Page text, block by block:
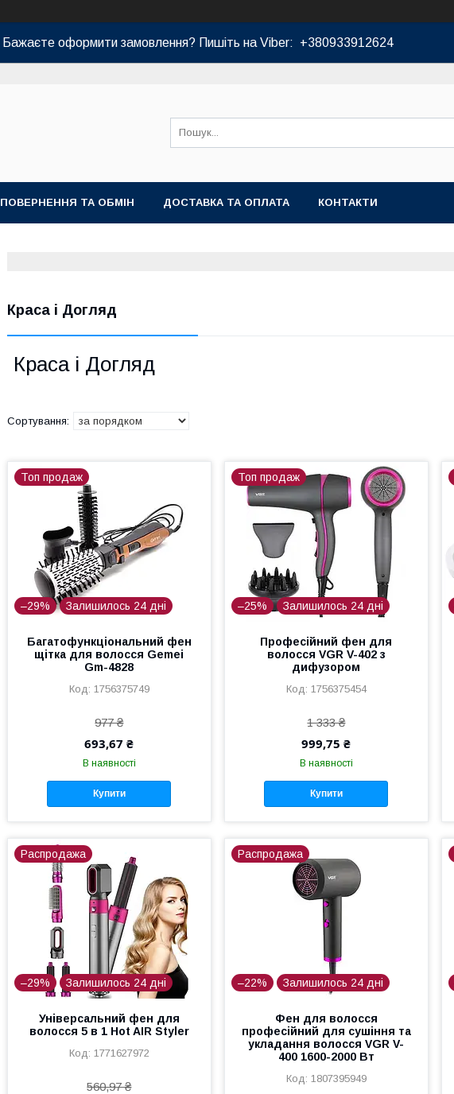
Бажаєте оформити замовлення? Пишіть на Viber: +380933912624
ПОВЕРНЕННЯ ТА ОБМІН ДОСТАВКА ТА ОПЛАТА КОНТАКТИ
Краса і Догляд
Краса і Догляд
Топ продаж
–29% Залишилось 24 дні
Багатофункціональний фен
щітка для волосся Gemei
Gm-4828
1756375749
977 ₴
693,67 ₴
В наявності
Купити
Топ продаж
–25% Залишилось 24 дні
Професійний фен для
волосся VGR V-402 з
дифузором
1756375454
1 333 ₴
999,75 ₴
В наявності
Купити
Распродажа
–29% Залишилось 24 дні
Універсальний фен для
волосся 5 в 1 Hot AIR Styler
1771627972
560,97 ₴
Распродажа
–22% Залишилось 24 дні
Фен для волосся
професійний для сушіння та
укладання волосся VGR V-
400 1600-2000 Вт
1807395949